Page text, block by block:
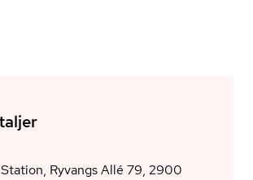
Ryvangs Allé 79, 2900